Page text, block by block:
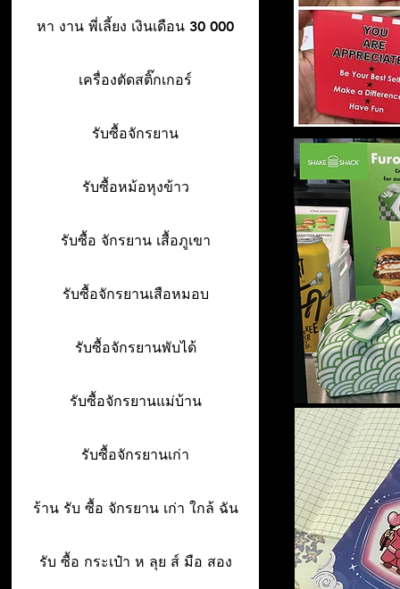
หา งาน พี่เลี้ยง เงินเดือน 30 000
เครื่องตัดสติ๊กเกอร์
รับซื้อจักรยาน
รับซื้อหม้อหุงข้าว
รับซื้อ จักรยาน เสื้อภูเขา
รับซื้อจักรยานเสือหมอบ
รับซื้อจักรยานพับได้
รับซื้อจักรยานแม่บ้าน
รับซื้อจักรยานเก่า
ร้าน รับ ซื้อ จักรยาน เก่า ใกล้ ฉัน
รับ ซื้อ กระเป๋า ห ลุย ส์ มือ สอง